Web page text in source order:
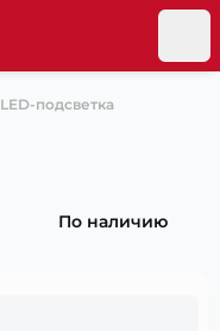
LED-подсветка
По наличию